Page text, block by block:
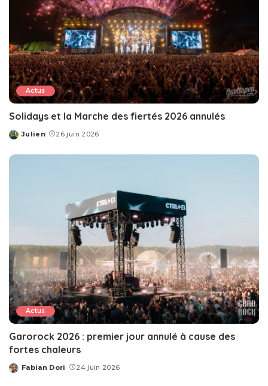
Actus
Solidays et la Marche des fiertés 2026 annulés
Posted
Julien 26 juin 2026
Actus
Garorock 2026 : premier jour annulé à cause des
fortes chaleurs
Posted
Fabian Dori 24 juin 2026